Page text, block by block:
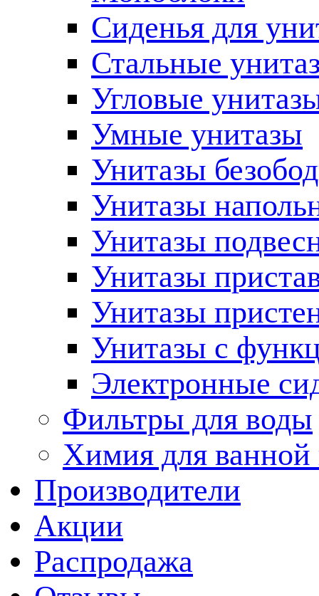
Сиденья для
Стальные
Угловые
Умные унитазы
Унитазы
Унитазы
Унитазы
Унитазы
Унитазы
Унитазы с
Электронные
Фильтры для воды
Химия для ванной
Производители
Акции
Распродажа